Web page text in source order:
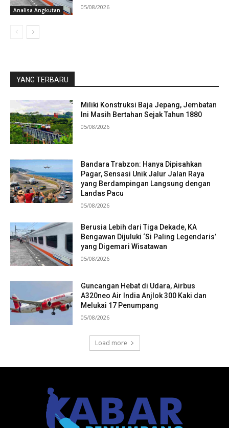
Analisa Angkutan 05/08/2026
YANG TERBARU
Miliki Konstruksi Baja Jepang, Jembatan
Ini Masih Bertahan Sejak Tahun 1880
05/08/2026
Bandara Trabzon: Hanya Dipisahkan
Pagar, Sensasi Unik Jalur Jalan Raya
yang Berdampingan Langsung dengan
Landas Pacu
05/08/2026
Berusia Lebih dari Tiga Dekade, KA
Bengawan Dijuluki ‘Si Paling Legendaris’
yang Digemari Wisatawan
05/08/2026
Guncangan Hebat di Udara, Airbus
A320neo Air India Anjlok 300 Kaki dan
Melukai 17 Penumpang
05/08/2026
Load more